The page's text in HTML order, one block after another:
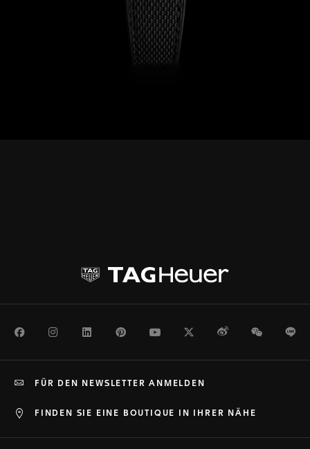
FacebookInstagramLinkedInPinterestYoutubeTwitterWeiboWeChat
FINDEN SIE EINE BOUTIQUE IN IHRER NÄHE
FÜR DEN NEWSLETTER ANMELDEN